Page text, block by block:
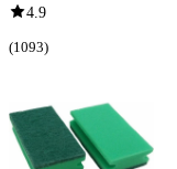
4.9
(1093)